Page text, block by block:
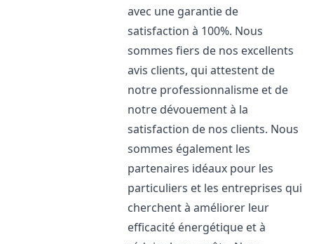
avec une garantie de
satisfaction à 100%. Nous
sommes fiers de nos excellents
avis clients, qui attestent de
notre professionnalisme et de
notre dévouement à la
satisfaction de nos clients. Nous
sommes également les
partenaires idéaux pour les
particuliers et les entreprises qui
cherchent à améliorer leur
efficacité énergétique et à